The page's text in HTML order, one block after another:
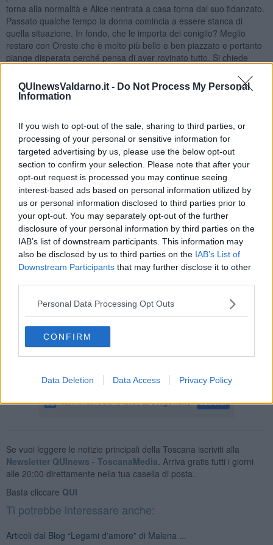
QUInewsValdarno.it - Do Not Process My Personal
Information
If you wish to opt-out of the sale, sharing to third parties, or
processing of your personal or sensitive information for
targeted advertising by us, please use the below opt-out
section to confirm your selection. Please note that after your
opt-out request is processed you may continue seeing
interest-based ads based on personal information utilized by
us or personal information disclosed to third parties prior to
your opt-out. You may separately opt-out of the further
disclosure of your personal information by third parties on the
IAB’s list of downstream participants. This information may
also be disclosed by us to third parties on the IAB’s List of
Downstream Participants that may further disclose it to other
Personal Data Processing Opt Outs
CONFIRM
Data Deletion Data Access Privacy Policy
torna alla normalità e Alice rientrata a casa torna dal suo fidanzato.
Passato qualche tempo la donna comincia a essere stanca di
quella situazione. In fondo, che le importa del coniglio? Meglio
restare con Oreste che è molto più bello e ben piazzato e pertanto
piange disperata perché pensa di aver rovinato tutto. Si chiede
gran da fare per riconquistare il suo uomo ponendo fine al suo
viaggio nel Paese delle Meraviglie considerandolo solo un sogno di
Adesso Alice dorme tranquilla tra le braccia di Oreste. Peccato in
parte considera adesso, perché si è divertita un mondo con
Bianconiglio. La domanda è: “Ha fatto bene Alice a scegliere di
restare con Oreste?”. Per gli antichi Greci l’amore aveva tre volti:
Anteros(l’amore corrisposto),Himeros(la passione del momento)
Pothos
(il desiderio verso cui tendiamo). I primi due vivono nel
presente mentre l’ultimo vive nel passato o nel futuro e guarda
caso (siamo, infatti, infelici) tutti sono alla ricerca di Pothos l’amore
perfetto.
Chi ci rassicura può non farci emozionare e viceversa, ecco perché
a volte siamo attratti da due persone contemporaneamente e
dunque la questione non è tanto quella di scegliere tra due amori
rimandare il momento della scelta fino a quando, guardandosi bene
dentro, capisce a cosa può rinunciare senza soffrire troppo. Sceglie
pertanto l’amore sicuro con l’uomo di sempre per costruire una
famiglia che diventa il suo bisogno del momento e non finché morte
non li separi ma fin tanto che non cambia di nuovo il suo bisogno
che è risaputo nell’essere umano cambiano di continuo.
Se vuoi leggere le notizie principali della Toscana iscriviti alla
Newsletter QUInews - ToscanaMedia. Arriva gratis tutti i giorni
alle 20:00 direttamente nella tua casella di posta.
Basta cliccare QUI
Ti potrebbe interessare anche:
Articoli dal Blog “Legami d'amore” di Malena ...